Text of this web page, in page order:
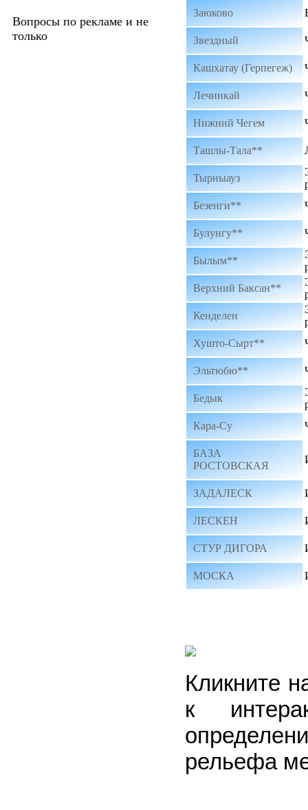
Вопросы по рекламе и не
только
Заюково
Звездный
Кашхатау (Герпегеж)
Лечинкай
Нижний Чегем
Ташлы-Тала**
Тырныауз
Безенги**
Булунгу**
Былым**
Верхний Баксан**
Кенделен
Хушто-Сырт**
Эльтюбю**
Бедык
Кара-Су
БАЗА
РОСТОВСКАЯ
ЗАДАЛЕСК
ЛЕСКЕН
СТУР ДИГОРА
МОСКА
Кликните
к
рельефа